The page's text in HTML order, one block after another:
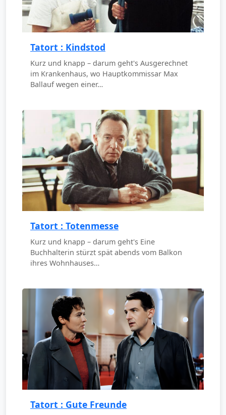
Tatort : Kindstod
Kurz und knapp – darum geht's Ausgerechnet
im Krankenhaus, wo Hauptkommissar Max
Ballauf wegen einer…
Tatort : Totenmesse
Kurz und knapp – darum geht's Eine
Buchhalterin stürzt spät abends vom Balkon
ihres Wohnhauses…
Tatort : Gute Freunde